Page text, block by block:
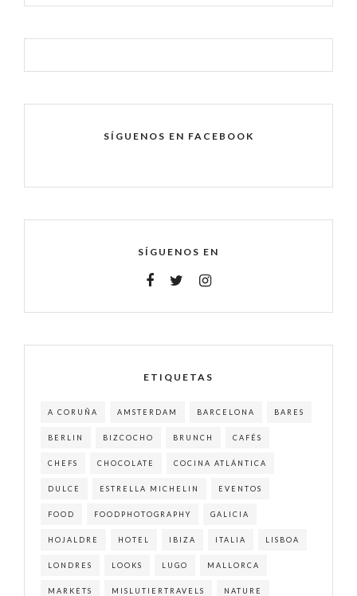
SÍGUENOS EN FACEBOOK
SÍGUENOS EN
ETIQUETAS
A CORUÑA AMSTERDAM BARCELONA BARES
BERLIN BIZCOCHO BRUNCH CAFÉS
CHEFS CHOCOLATE COCINA ATLÁNTICA
DULCE ESTRELLA MICHELIN EVENTOS
FOOD FOODPHOTOGRAPHY GALICIA
HOJALDRE HOTEL IBIZA ITALIA LISBOA
LONDRES LOOKS LUGO MALLORCA
MARKETS MISLUTIERTRAVELS NATURE